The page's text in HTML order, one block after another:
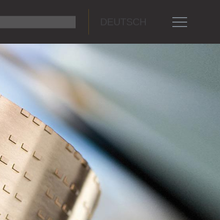
DEUTSCH